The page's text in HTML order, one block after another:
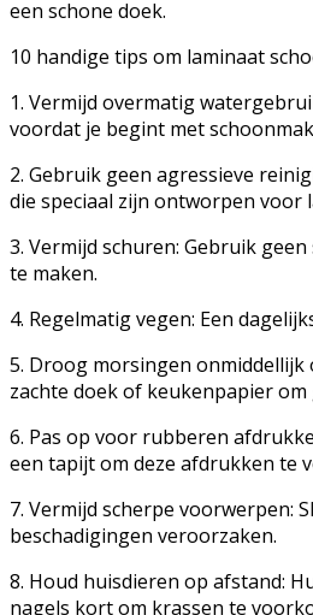
een schone doek.
10 handige tips om laminaat
1. Vermijd overmatig
voordat je begint met
2. Gebruik geen agressieve
die speciaal zijn ontworpen voor
3. Vermijd schuren: Gebruik
te maken.
4. Regelmatig vegen: Een
5. Droog morsingen onmiddellijk
zachte doek of keukenpapier
6. Pas op voor rubberen
een tapijt om deze afdrukken te
7. Vermijd scherpe voorwerpen:
beschadigingen veroorzaken.
8. Houd huisdieren op afstand:
nagels kort om krassen te